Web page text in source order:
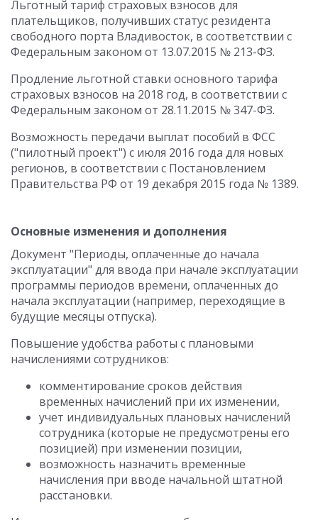
Льготный тариф страховых взносов для
плательщиков, получивших статус резидента
свободного порта Владивосток, в соответствии с
Федеральным законом от 13.07.2015 № 213-ФЗ.
Продление льготной ставки основного тарифа
страховых взносов на 2018 год, в соответствии с
Федеральным законом от 28.11.2015 № 347-ФЗ.
Возможность передачи выплат пособий в ФСС
("пилотный проект") с июля 2016 года для новых
регионов, в соответствии с Постановлением
Правительства РФ от 19 декабря 2015 года № 1389.
Основные изменения и дополнения
Документ "Периоды, оплаченные до начала
эксплуатации" для ввода при начале эксплуатации
программы периодов времени, оплаченных до
начала эксплуатации (например, переходящие в
будущие месяцы отпуска).
Повышение удобства работы с плановыми
начислениями сотрудников:
комментирование сроков действия
временных начислений при их изменении,
учет индивидуальных плановых начислений
сотрудника (которые не предусмотрены его
позицией) при изменении позиции,
возможность назначить временные
начисления при вводе начальной штатной
расстановки.